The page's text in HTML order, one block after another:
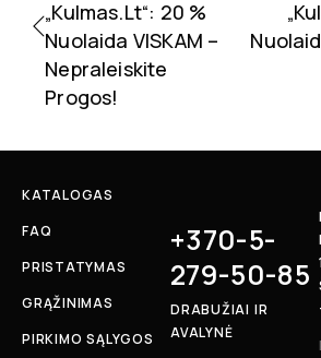
„Kulmas.lt“: 20 %
Nuolaida VISKAM –
Nepraleiskite
Progos!
KATALOGAS
FAQ
PRISTATYMAS
GRĄŽINIMAS
PIRKIMO SĄLYGOS
+370-5-
279-50-85
DRABUŽIAI IR
AVALYNĖ